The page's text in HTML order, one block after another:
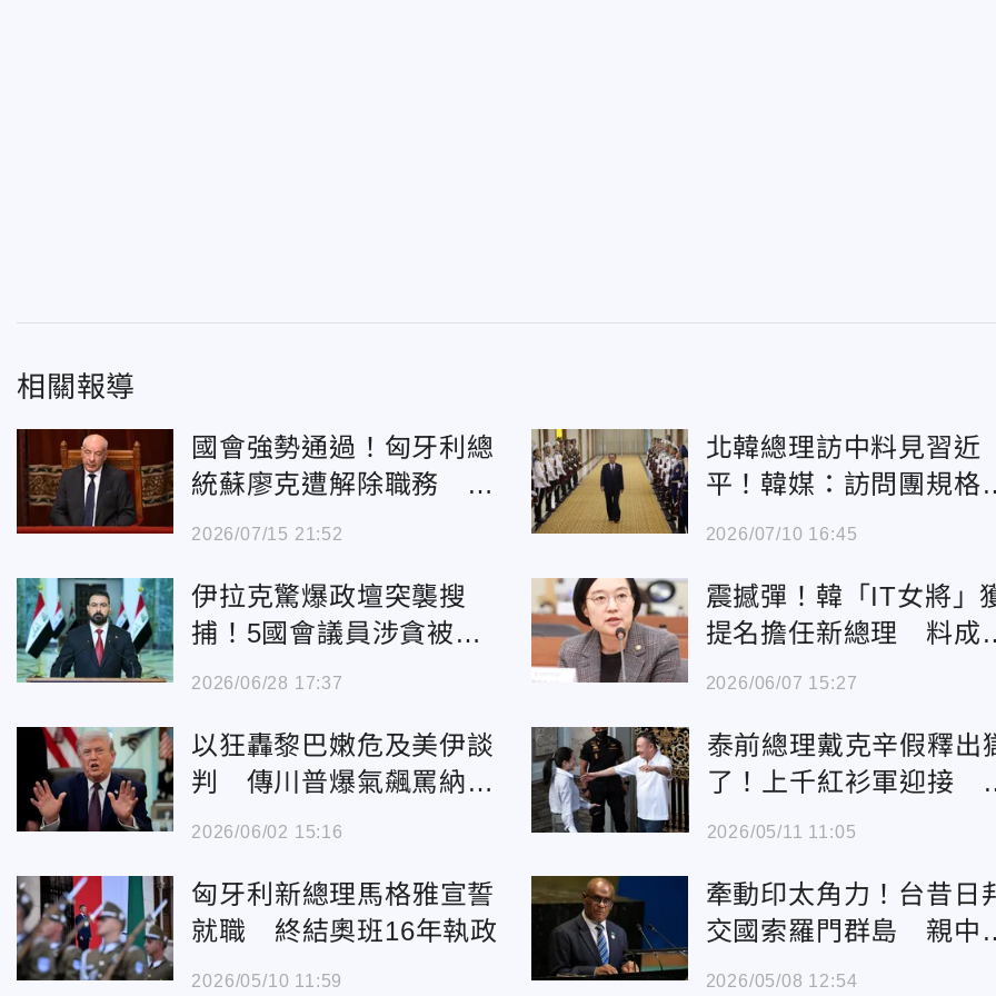
相關報導
國會強勢通過！匈牙利總
統蘇廖克遭解除職務 終
結奧班時代
2026/07/15 21:52
北韓總理訪中料見習近
平！韓媒：訪問團規格
紀錄 兩國關係升溫
2026/07/10 16:45
伊拉克驚爆政壇突襲搜
捕！5國會議員涉貪被
抓 「綠區」遭封鎖
2026/06/28 17:37
震撼彈！韓「IT女將」
提名擔任新總理 料成
上第二位女總理
2026/06/07 15:27
以狂轟黎巴嫩危及美伊談
判 傳川普爆氣飆罵納坦
雅胡「瘋了」
2026/06/02 15:16
泰前總理戴克辛假釋出
了！上千紅衫軍迎接
女兒激動相擁
2026/05/11 11:05
匈牙利新總理馬格雅宣誓
就職 終結奧班16年執政
2026/05/10 11:59
牽動印太角力！台昔日
交國索羅門群島 親中
理驚傳遭罷免
2026/05/08 12:54